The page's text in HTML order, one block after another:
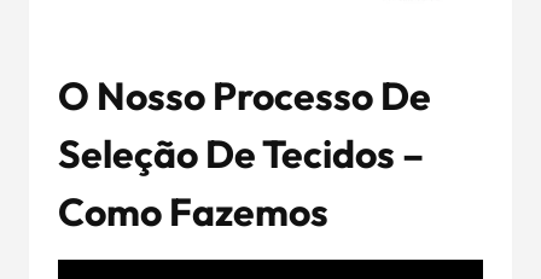
O Nosso Processo De
Seleção De Tecidos –
Como Fazemos